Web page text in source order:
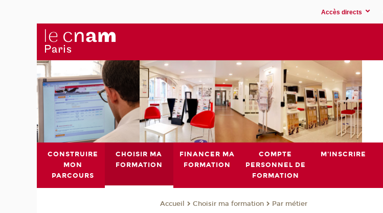
Accès directs
CONSTRUIRE
MON
PARCOURS
CHOISIR MA
FORMATION
FINANCER MA
FORMATION
COMPTE
PERSONNEL DE
FORMATION
M'INSCRIRE
Accueil Choisir ma formation Par métier